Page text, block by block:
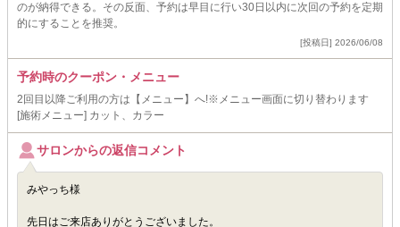
のが納得できる。その反面、予約は早目に行い30日以内に次回の予約を定期
的にすることを推奨。
[投稿日] 2026/06/08
予約時のクーポン・メニュー
2回目以降ご利用の方は【メニュー】へ!※メニュー画面に切り替わります
[施術メニュー] カット、カラー
サロンからの返信コメント
みやっち様
先日はご来店ありがとうございました。